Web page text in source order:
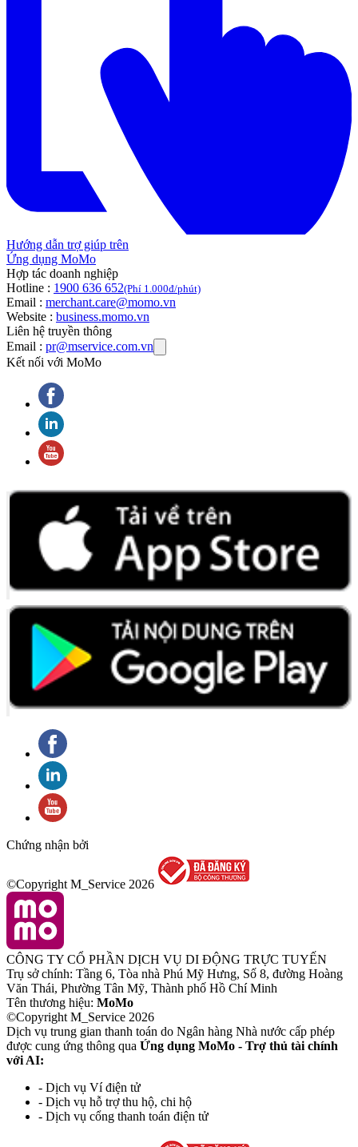
Hướng dẫn trợ giúp trên
Ứng dụng MoMo
Hợp tác doanh nghiệp
Hotline : 1900 636 652(Phí 1.000đ/phút)
Email : merchant.care@momo.vn
Website : business.momo.vn
Liên hệ truyền thông
Email : pr@mservice.com.vn
Kết nối với MoMo
Chứng nhận bởi
©Copyright M_Service 2026
CÔNG TY CỔ PHẦN DỊCH VỤ DI ĐỘNG TRỰC TUYẾN
Trụ sở chính: Tầng 6, Tòa nhà Phú Mỹ Hưng, Số 8, đường Hoàng
Văn Thái, Phường Tân Mỹ, Thành phố Hồ Chí Minh
Tên thương hiệu: MoMo
©Copyright M_Service 2026
Dịch vụ trung gian thanh toán do Ngân hàng Nhà nước cấp phép
được cung ứng thông qua Ứng dụng MoMo - Trợ thủ tài chính
với AI:
- Dịch vụ Ví điện tử
- Dịch vụ hỗ trợ thu hộ, chi hộ
- Dịch vụ cổng thanh toán điện tử